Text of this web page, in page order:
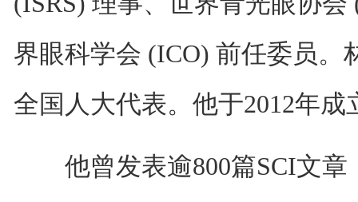
界眼科学会 (ICO) 前任委员。
全国人大代表。他于2012年
他曾发表逾800篇SCI文章